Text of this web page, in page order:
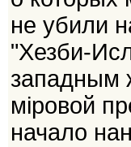
не убили
"Хезби-
западным
міровой
начало